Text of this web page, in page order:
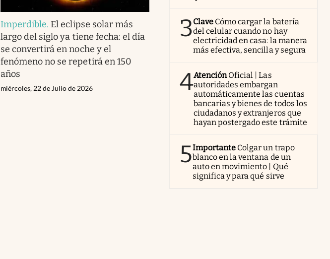
Imperdible. El eclipse solar más
largo del siglo ya tiene fecha: el día
se convertirá en noche y el
fenómeno no se repetirá en 150
años
miércoles, 22 de Julio de 2026
3Clave Cómo cargar la batería
del celular cuando no hay
electricidad en casa: la manera
más efectiva, sencilla y segura
4AtenciónOficial | Las
autoridades embargan
automáticamente las cuentas
bancarias y bienes de todos los
ciudadanos y extranjeros que
hayan postergado este trámite
5Importante Colgar un trapo
blanco en la ventana de un
auto en movimiento | Qué
significa y para qué sirve